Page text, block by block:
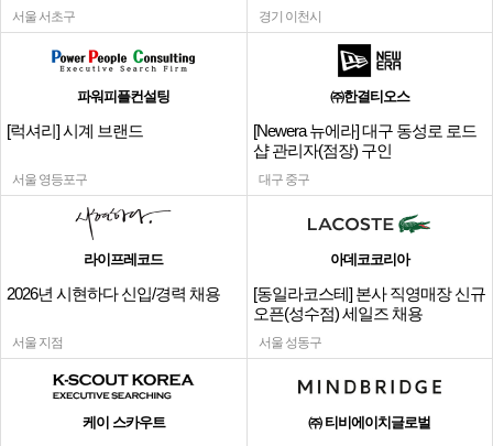
서울 서초구 경기 이천시
파워피플컨설팅
[럭셔리] 시계 브랜드
서울 영등포구
㈜한결티오스
[Newera 뉴에라] 대구 동성로 로드
샵 관리자(점장) 구인
대구 중구
라이프레코드
2026년 시현하다 신입/경력 채용
서울 지점
아데코코리아
[동일라코스테] 본사 직영매장 신규
오픈(성수점) 세일즈 채용
서울 성동구
케이 스카우트 ㈜ 티비에이치글로벌